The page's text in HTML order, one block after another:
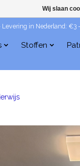
in Nederland: €3
Stoffen
Items
Wij slaan